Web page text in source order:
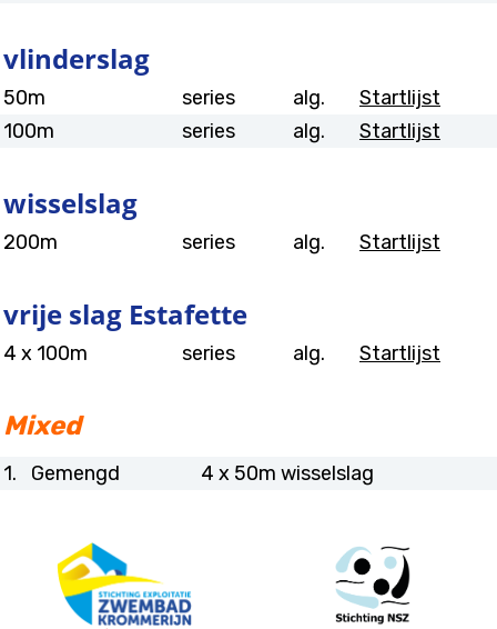
vlinderslag
50m series alg.
Startlijst
100m
series alg. Startlijst
wisselslag
200m series alg. Startlijst
vrije slag Estafette
4 x 100m series alg. Startlijst
Andere programmanrs.
1. Gemengd 4 x 50m wisselslag